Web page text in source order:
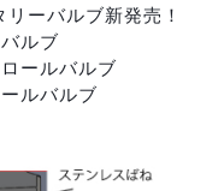
ーバルブ新発売！
フバルブ
ールバルブ
ルバルブ